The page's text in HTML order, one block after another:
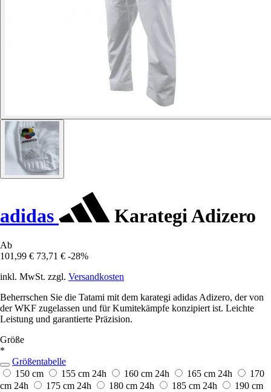
adidas Karategi Adizero
Ab
101,99 € 73,71 € -28%
inkl. MwSt. zzgl. Versandkosten
Beherrschen Sie die Tatami mit dem karategi adidas Adizero, der von
der WKF zugelassen und für Kumitekämpfe konzipiert ist. Leichte
Leistung und garantierte Präzision.
Größe
*
Größentabelle
150 cm
155 cm 24h 160 cm 24h 165 cm 24h
170
cm 24h 175 cm 24h 180 cm 24h 185 cm 24h
190 cm